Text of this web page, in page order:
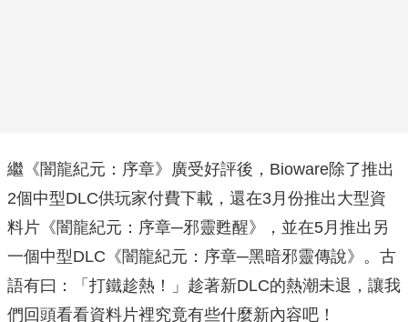
繼《闇龍紀元：序章》廣受好評後，Bioware除了推出
2個中型DLC供玩家付費下載，還在3月份推出大型資
料片《闇龍紀元：序章─邪靈甦醒》，並在5月推出另
一個中型DLC《闇龍紀元：序章─黑暗邪靈傳說》。古
語有曰：「打鐵趁熱！」趁著新DLC的熱潮未退，讓我
們回頭看看資料片裡究竟有些什麼新內容吧！